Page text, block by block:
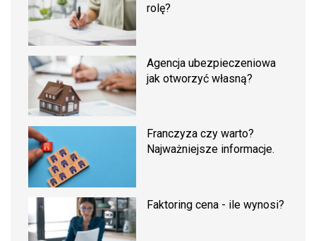
rolę?
Agencja ubezpieczeniowa
jak otworzyć własną?
Franczyza czy warto?
Najważniejsze informacje.
Faktoring cena - ile wynosi?